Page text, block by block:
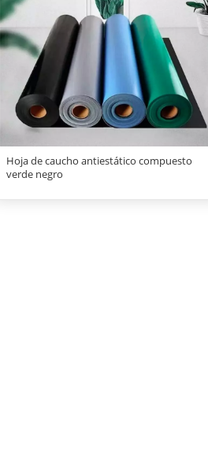
Hoja de caucho antiestático compuesto
verde negro